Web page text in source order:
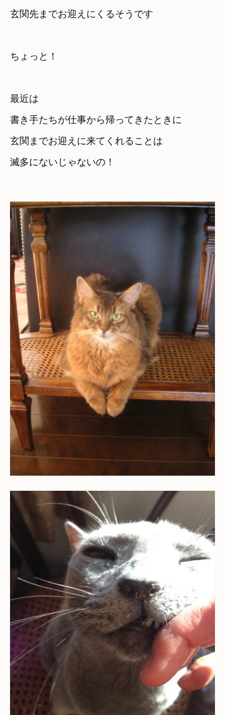
玄関先までお迎えにくるそうです
ちょっと！
最近は
書き手たちが仕事から帰ってきたときに
玄関までお迎えに来てくれることは
滅多にないじゃないの！